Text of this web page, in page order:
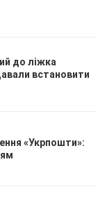
до ліжка
встановити
«Укрпошти»: